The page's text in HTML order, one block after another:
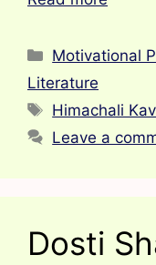
Categories
Motivational
Literature
Tags
Himachali
Leave a
Dosti